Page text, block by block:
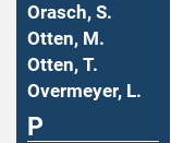
Orasch, S.
Otten, M.
Otten, T.
Overmeyer, L.
P